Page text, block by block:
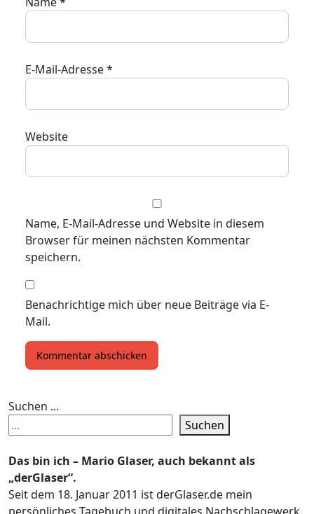
E-Mail-Adresse*
Website
Name, E-Mail-Adresse und Website in diesem
Browser für meinen nächsten Kommentar
speichern.
Benachrichtige mich über neue Beiträge via E-
Mail.
Suchen ...
Suchen
Das bin ich – Mario Glaser, auch bekannt als
„derGlaser“.
Seit dem 18. Januar 2011 ist derGlaser.de mein